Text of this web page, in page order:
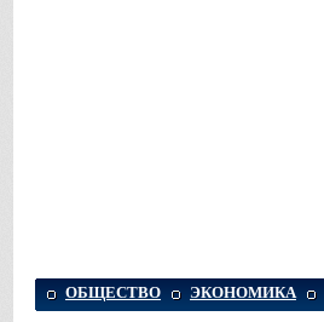
ОБЩЕСТВО ЭКОНОМИКА